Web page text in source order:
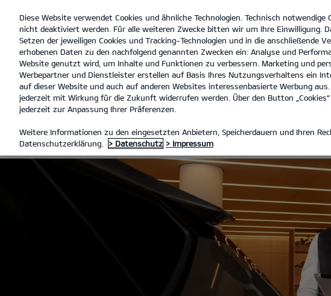
open
menu
Dürkop GmbH Filiale
SERVICE ANGEBOTE ANGEBOTE
KIA
Diese Website verwendet Cookies und ähnliche Technologien. Technisch
nicht deaktiviert werden. Für alle weiteren Zwecke bitten wir um Ihre Einwilligung.
Setzen der jeweiligen Cookies und Tracking-Technologien und in die anschließende
erhobenen Daten zu den nachfolgend genannten Zwecken ein: Analyse und
Website genutzt wird, um Inhalte und Funktionen zu verbessern. Marketing und
Werbepartner und Dienstleister erstellen auf Basis Ihres Nutzungsverhaltens ein
auf dieser Website und auch auf anderen Websites interessenbasierte Werbung
jederzeit mit Wirkung für die Zukunft widerrufen werden. Über den Button „Cookies“
jederzeit zur Anpassung Ihrer Präferenzen.
Weitere Informationen zu den eingesetzten Anbietern, Speicherdauern und Ihren
Datenschutzerklärung.
> Datenschutz > Impressum